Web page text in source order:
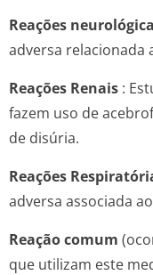
Reações
adversa relacionada
Reações Renais :
fazem uso de
de disúria.
Reações
adversa associada
Reação comum
que utilizam este